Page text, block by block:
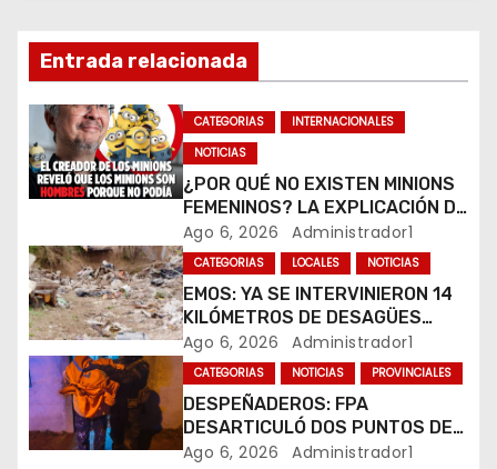
ó
n
d
e
e
n
t
r
a
Entrada relacionada
CATEGORIAS
INTERNACIONALES
NOTICIAS
¿POR QUÉ NO EXISTEN MINIONS
FEMENINOS? LA EXPLICACIÓN DE
SU CREADOR QUE VOLVIÓ A
VIRALIZARSE
Ago 6, 2026 Administrador1
CATEGORIAS LOCALES NOTICIAS
EMOS: YA SE INTERVINIERON 14
KILÓMETROS DE DESAGÜES
PLUVIALES
Ago 6, 2026 Administrador1
CATEGORIAS NOTICIAS PROVINCIALES
DESPEÑADEROS: FPA
DESARTICULÓ DOS PUNTOS DE
VENTA DE DROGAS. TRES
Ago 6, 2026 Administrador1